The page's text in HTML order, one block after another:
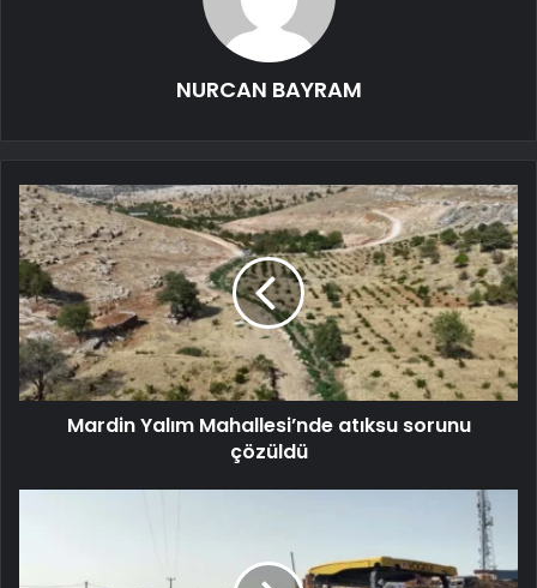
NURCAN BAYRAM
Mardin Yalım Mahallesi’nde atıksu sorunu
çözüldü